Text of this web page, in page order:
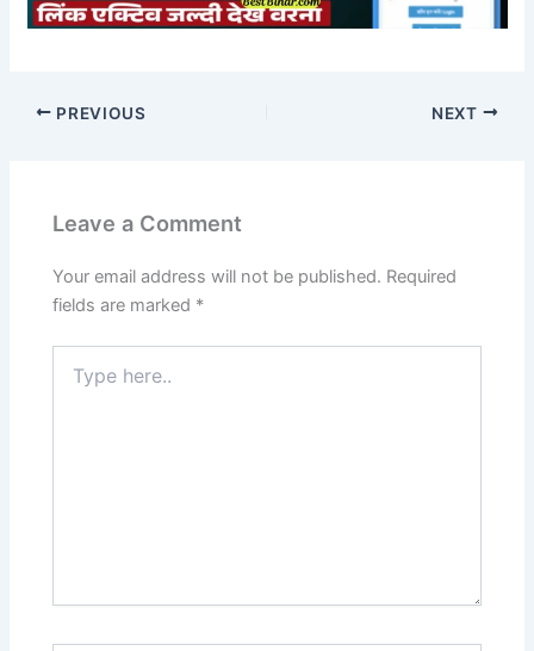
PREVIOUS NEXT
Leave a Comment
Your email address will not be published. Required
fields are marked *
here..